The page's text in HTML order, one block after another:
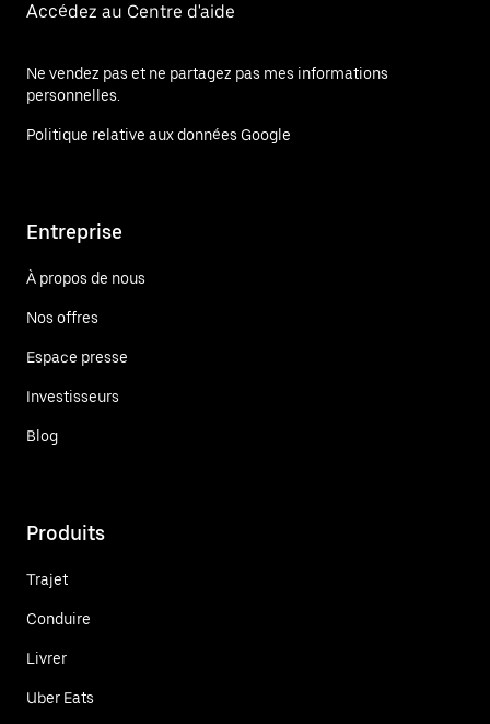
Accédez au Centre d'aide
Ne vendez pas et ne partagez pas mes informations
personnelles.
Politique relative aux données Google
Entreprise
À propos de nous
Nos offres
Espace presse
Investisseurs
Blog
Produits
Trajet
Conduire
Livrer
Uber Eats